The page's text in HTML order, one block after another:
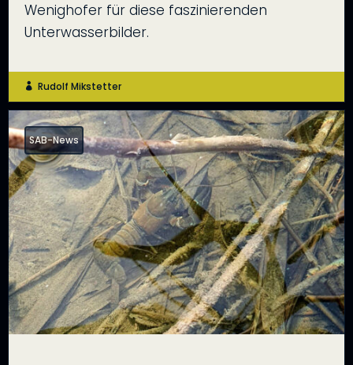
Wenighofer für diese faszinierenden
Unterwasserbilder.
 Rudolf Mikstetter
SAB-News